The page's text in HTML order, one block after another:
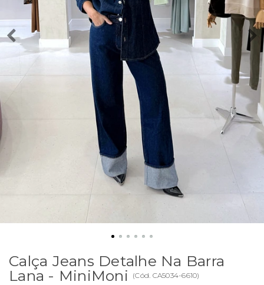
Calça Jeans Detalhe Na Barra
Lana - MiniMoni
(Cód. CA5034-6610)